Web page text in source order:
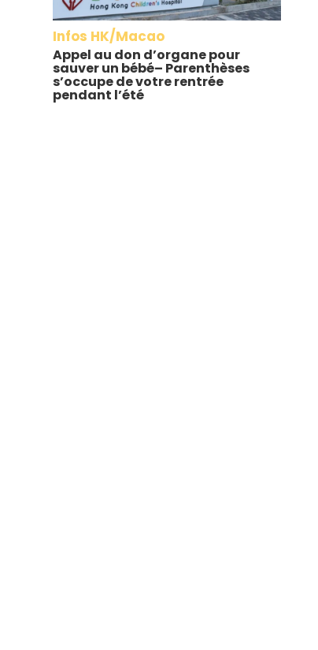
Infos HK/Macao
Appel au don d’organe pour
sauver un bébé– Parenthèses
s’occupe de votre rentrée
pendant l’été